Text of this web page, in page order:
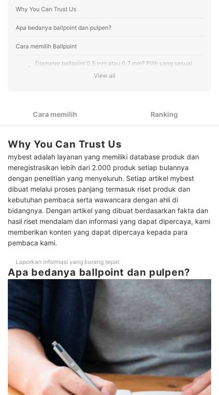
dalam artikel serta melakukan riset produk yang
yang akurat dan relevan.
Why You Can Trust Us
Apa bedanya ballpoint dan pulpen?
Cara memilih Ballpoint
1
Diameter ballpoint 0.5 mm atau 0.7 mm? Pilih yang sesuai
Pertimbangkan ballpoint tipe retractable yang praktis
Peringkat Ballpoint Terbaik
Baca juga rekomendasi pulpen lainnya di sini
View all
Cara memilih Ranking
Why You Can Trust Us
mybest adalah layanan yang memiliki database produk dan
meregistrasikan lebih dari 2.000 produk setiap bulannya
dengan penelitian yang menyeluruh. Setiap artikel mybest
dibuat melalui proses panjang termasuk riset produk dan
kebutuhan pembaca serta wawancara dengan ahli di
bidangnya. Dengan artikel yang dibuat berdasarkan fakta dan
hasil riset mendalam dan informasi yang dapat dipercaya, kami
memberikan konten yang dapat dipercaya kepada para
pembaca kami.
Laporkan informasi yang kurang tepat
Apa bedanya ballpoint dan pulpen?